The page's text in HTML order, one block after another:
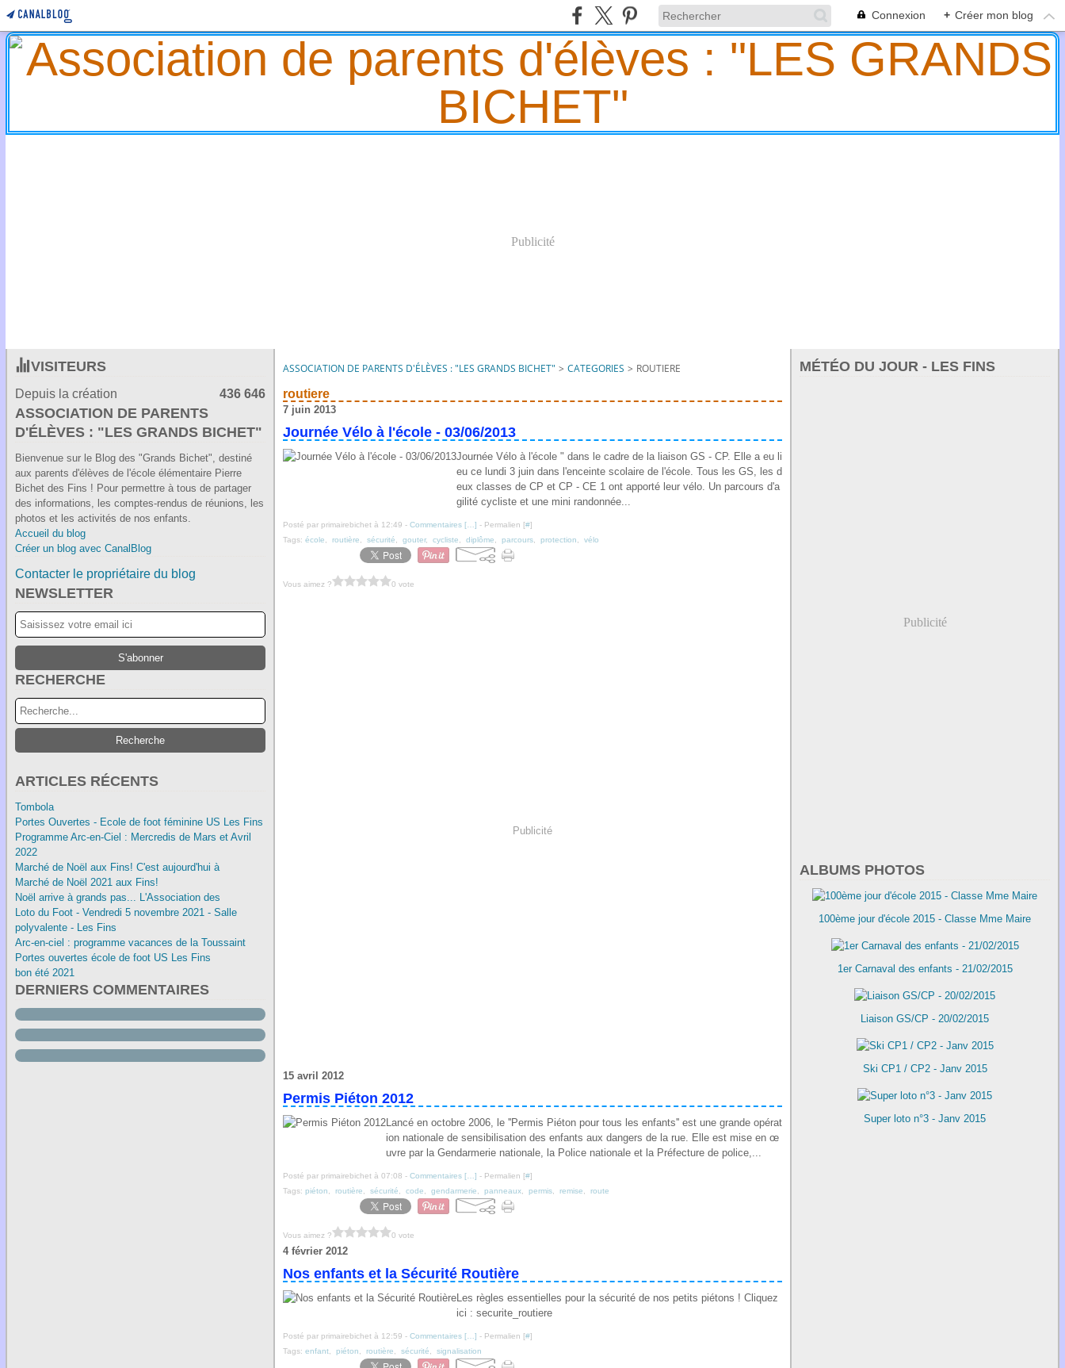
Connexion + Créer mon blog
Publicité
VISITEURS
Depuis la création 436 646
ASSOCIATION DE PARENTS
D'ÉLÈVES : "LES GRANDS BICHET"
Bienvenue sur le Blog des "Grands Bichet", destiné
aux parents d'élèves de l'école élémentaire Pierre
Bichet des Fins ! Pour permettre à tous de partager
des informations, les comptes-rendus de réunions, les
photos et les activités de nos enfants.
Accueil du blog
Créer un blog avec CanalBlog
Contacter le propriétaire du blog
NEWSLETTER
RECHERCHE
ARTICLES RÉCENTS
Tombola
Portes Ouvertes - Ecole de foot féminine US Les Fins
Programme Arc-en-Ciel : Mercredis de Mars et Avril
2022
Marché de Noël aux Fins! C'est aujourd'hui à
Marché de Noël 2021 aux Fins!
Noël arrive à grands pas... L'Association des
Loto du Foot - Vendredi 5 novembre 2021 - Salle
polyvalente - Les Fins
Arc-en-ciel : programme vacances de la Toussaint
Portes ouvertes école de foot US Les Fins
bon été 2021
DERNIERS COMMENTAIRES
ASSOCIATION DE PARENTS D'ÉLÈVES : "LES GRANDS BICHET" > CATEGORIES > ROUTIERE
routiere
7 juin 2013
Journée Vélo à l'école - 03/06/2013
Journée Vélo à l'école " dans le cadre de la liaison GS - CP. Elle a eu li
eu ce lundi 3 juin dans l'enceinte scolaire de l'école. Tous les GS, les d
eux classes de CP et CP - CE 1 ont apporté leur vélo. Un parcours d'a
gilité cycliste et une mini randonnée...
Posté par primairebichet à 12:49 - Commentaires [ ] - Permalien [#]
Tags: école routière sécurité gouter, cycliste diplôme parcours protection vélo
Vous aimez ? 0 vote
Publicité
15 avril 2012
Permis Piéton 2012
Lancé en octobre 2006, le ''Permis Piéton pour tous les enfants'' est une grande opérat
ion nationale de sensibilisation des enfants aux dangers de la rue. Elle est mise en œ
uvre par la Gendarmerie nationale, la Police nationale et la Préfecture de police,...
Posté par primairebichet à 07:08 - Commentaires [ ] - Permalien [#]
Tags: piéton routière sécurité code gendarmerie panneaux permis remise route
Vous aimez ? 0 vote
4 février 2012
Nos enfants et la Sécurité Routière
Les règles essentielles pour la sécurité de nos petits piétons ! Cliquez
ici : securite_routiere
Posté par primairebichet à 12:59 - Commentaires [ ] - Permalien [#]
Tags: enfant piéton routière sécurité signalisation
MÉTÉO DU JOUR - LES FINS
Publicité
ALBUMS PHOTOS
100ème jour d'école 2015 - Classe Mme Maire
1er Carnaval des enfants - 21/02/2015
Liaison GS/CP - 20/02/2015
Ski CP1 / CP2 - Janv 2015
Super loto n°3 - Janv 2015